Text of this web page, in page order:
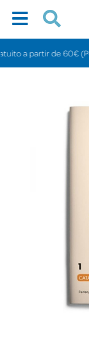
a partir de 60€